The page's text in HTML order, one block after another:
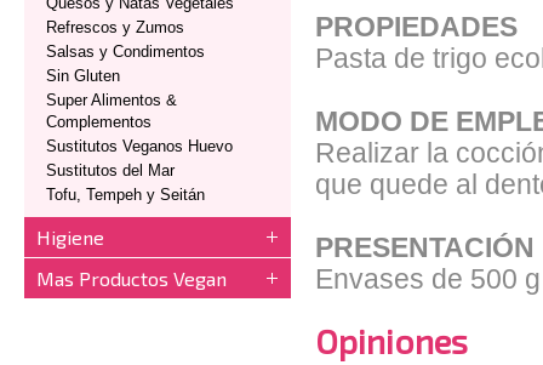
Refrescos y Zumos
Salsas y Condimentos
Sin Gluten
Super Alimentos &
Complementos
Sustitutos Veganos Huevo
Sustitutos del Mar
Tofu, Tempeh y Seitán
Higiene
Mas Productos Vegan
PROPIEDADES
Pasta de trigo
MODO DE
Realizar la
que quede al
PRESENTACIÓN
Envases de 500
Opiniones